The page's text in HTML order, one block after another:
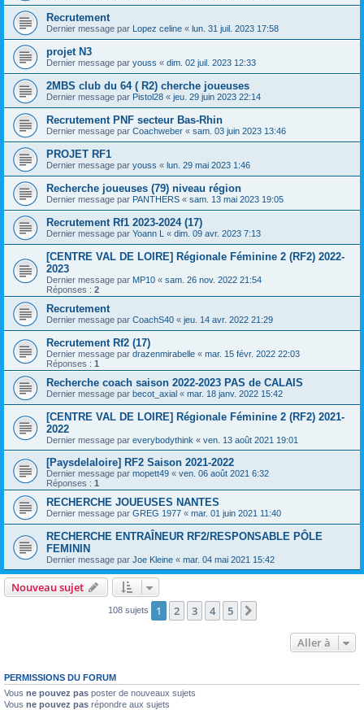
Recrutement
Dernier message par Lopez celine « lun. 31 juil. 2023 17:58
projet N3
Dernier message par youss « dim. 02 juil. 2023 12:33
2MBS club du 64 ( R2) cherche joueuses
Dernier message par Pistol28 « jeu. 29 juin 2023 22:14
Recrutement PNF secteur Bas-Rhin
Dernier message par Coachweber « sam. 03 juin 2023 13:46
PROJET RF1
Dernier message par youss « lun. 29 mai 2023 1:46
Recherche joueuses (79) niveau région
Dernier message par PANTHERS « sam. 13 mai 2023 19:05
Recrutement Rf1 2023-2024 (17)
Dernier message par Yoann L « dim. 09 avr. 2023 7:13
[CENTRE VAL DE LOIRE] Régionale Féminine 2 (RF2) 2022-
2023
Dernier message par MP10 « sam. 26 nov. 2022 21:54
Réponses : 2
Recrutement
Dernier message par CoachS40 « jeu. 14 avr. 2022 21:29
Recrutement Rf2 (17)
Dernier message par drazenmirabelle « mar. 15 févr. 2022 22:03
Réponses : 1
Recherche coach saison 2022-2023 PAS de CALAIS
Dernier message par becot_axial « mar. 18 janv. 2022 15:42
[CENTRE VAL DE LOIRE] Régionale Féminine 2 (RF2) 2021-
2022
Dernier message par everybodythink « ven. 13 août 2021 19:01
[Paysdelaloire] RF2 Saison 2021-2022
Dernier message par mopett49 « ven. 06 août 2021 6:32
Réponses : 1
RECHERCHE JOUEUSES NANTES
Dernier message par GREG 1977 « mar. 01 juin 2021 11:40
RECHERCHE ENTRAÎNEUR RF2/RESPONSABLE PÔLE
FEMININ
Dernier message par Joe Kleine « mar. 04 mai 2021 15:42
Nouveau sujet
108 sujets 1 2 3 4 5
Aller à
PERMISSIONS DU FORUM
Vous ne pouvez pas poster de nouveaux sujets
Vous ne pouvez pas répondre aux sujets